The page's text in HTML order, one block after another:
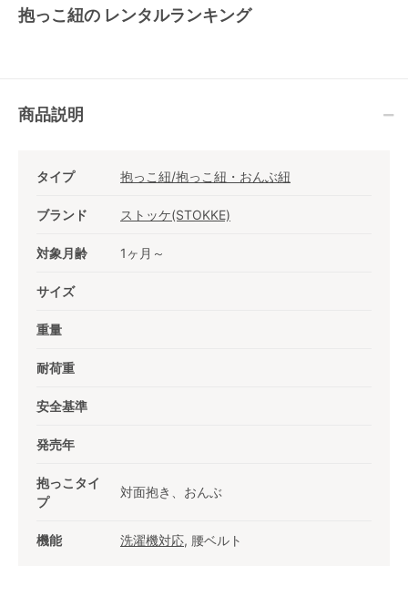
抱っこ紐の レンタルランキング
商品説明
タイプ 抱っこ紐/抱っこ紐・おんぶ紐
ブランド ストッケ(STOKKE)
対象月齢 1ヶ月～
サイズ
重量
耐荷重
安全基準
発売年
抱っこタイ
プ
対面抱き、おんぶ
機能 洗濯機対応, 腰ベルト